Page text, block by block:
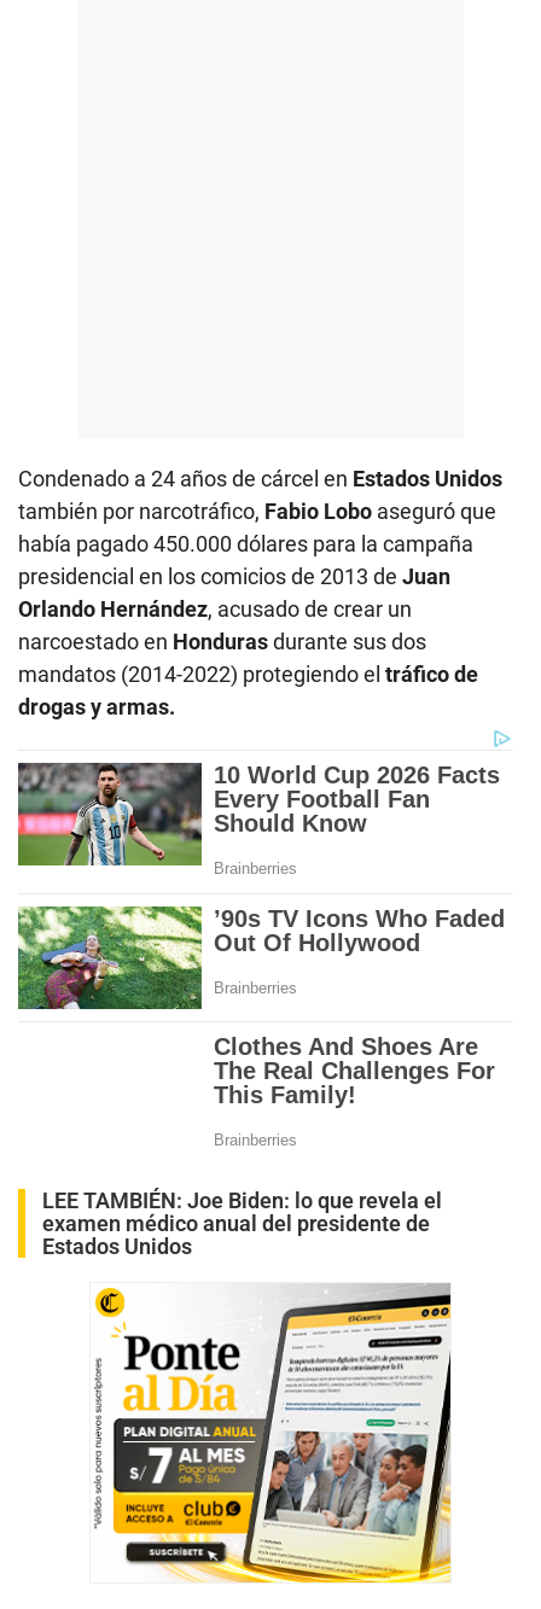
Condenado a 24 años de cárcel en Estados Unidos
también por narcotráfico, Fabio Lobo aseguró que
había pagado 450.000 dólares para la campaña
presidencial en los comicios de 2013 de Juan
Orlando Hernández, acusado de crear un
narcoestado en Hondurasdurante sus dos
mandatos (2014-2022) protegiendo el tráfico de
drogas y armas.
LEE TAMBIÉN: Joe Biden: lo que revela el
examen médico anual del presidente de
Estados Unidos